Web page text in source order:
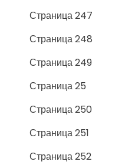
Страница 247
Страница 248
Страница 249
Страница 25
Страница 250
Страница 251
Страница 252